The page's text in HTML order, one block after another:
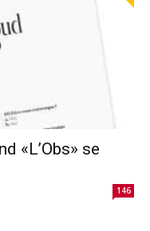
«L’Obs» se
146